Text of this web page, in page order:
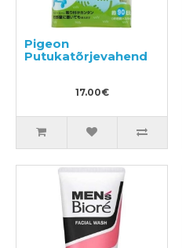
Pigeon
Putukatõrjevahend
17.00€